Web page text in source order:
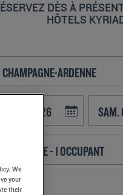
DÈS À
HÔTELS
forward to interact with
We
your
their